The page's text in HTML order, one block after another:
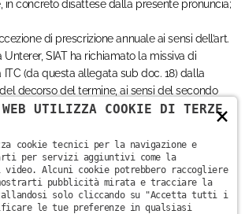
in concreto disattese dalla presente pronuncia;
di prescrizione annuale ai sensi dell’art.
Unterer, SIAT ha richiamato la missiva di
(da questa allegata sub doc. 18) dalla
decorso del termine, ai sensi del secondo
chiamata in causa di Unterer non può dirsi
in astratto, sebbene in concreto non sia stata
nel merito in quanto assorbita dal rigetto
×
WEB UTILIZZA COOKIE DI TERZE
cookie tecnici per la navigazione e
per servizi aggiuntivi come la
Alcuni cookie potrebbero raccogliere
pubblicità mirata e tracciare la
solo cliccando su "Accetta tutti i
le tue preferenze in qualsiasi